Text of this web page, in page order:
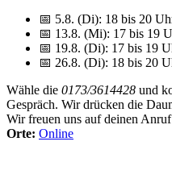
📅 5.8. (Di): 18 bis 20
📅 13.8. (Mi): 17 bis 19
📅 19.8. (Di): 17 bis 19
📅 26.8. (Di): 18 bis 20
Wähle die 0173/3614428 und
Gespräch. Wir drücken die
Wir freuen uns auf deinen
Orte: Online